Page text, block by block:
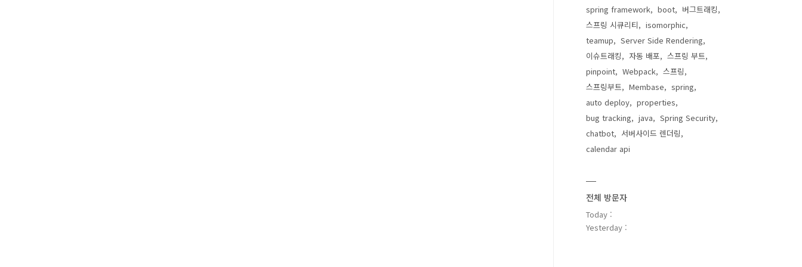
spring framework boot
버그트래킹
스프링 시큐리티
isomorphic
teamup
Server Side Rendering
이슈트래킹
자동 배포
스프링 부트
pinpoint
Webpack
스프링
스프링부트
Membase
spring
auto deploy
properties
bug tracking
java
Spring Security
chatbot
서버사이드 렌더링
calendar api
전체 방문자
Today :
Yesterday :